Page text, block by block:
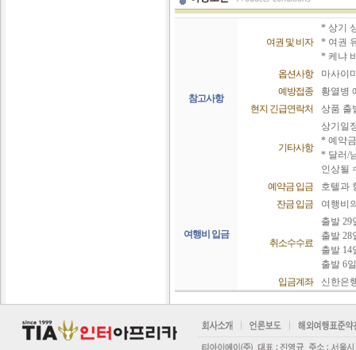
참고사항
여권 및 비자
* 상기
* 여권
* 케냐
옵션사항
마사이
예방접종
황열병
현지 긴급연락처
상품 출
기타사항
상기일
* 예약
* 달러/
인상될
여행비 입금
예약금 입금
호텔과
잔금 입금
여행비
취소수수료
출발 29
출발 28
출발 14
출발 6
입금계좌
신한은